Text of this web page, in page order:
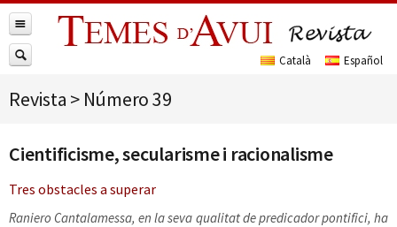
Revista > Número 39
Cientificisme, secularisme i racionalisme
Tres obstacles a superar
Raniero Cantalamessa, en la seva qualitat de predicador pontifici, ha